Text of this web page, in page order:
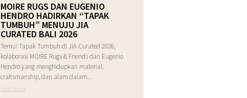
MOIRE RUGS DAN EUGENIO
HENDRO HADIRKAN “TAPAK
TUMBUH” MENUJU JIA
CURATED BALI 2026
Temui Tapak Tumbuh di JIA Curated 2026,
kolaborasi MOIRE Rugs & Friends dan Eugenio
Hendro yang menghidupkan material,
craftsmanship, dan alam dalam...
read more